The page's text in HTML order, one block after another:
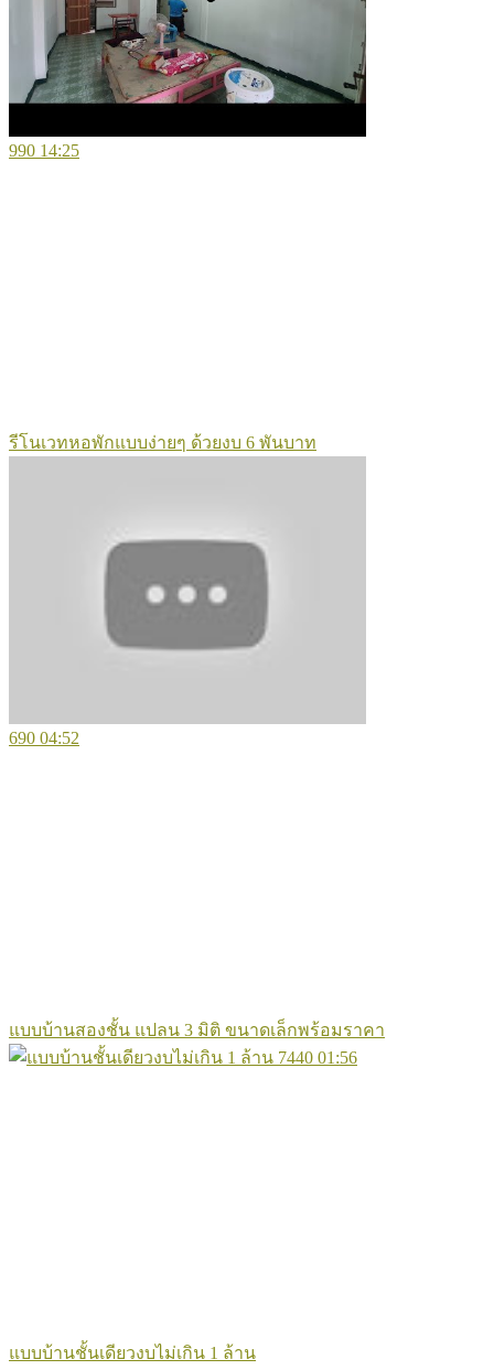
990 14:25
รีโนเวทหอพักแบบง่ายๆ ด้วยงบ 6 พันบาท
690 04:52
แบบบ้านสองชั้น แปลน 3 มิติ ขนาดเล็กพร้อมราคา
7440 01:56
แบบบ้านชั้นเดียวงบไม่เกิน 1 ล้าน